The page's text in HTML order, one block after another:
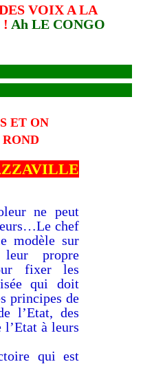
VOIX A LA
! Ah LE CONGO
ET ON
ne peut
chef
modèle sur
leur propre
fixer les
qui doit
principes de
l’Etat, des
à leurs
qui est